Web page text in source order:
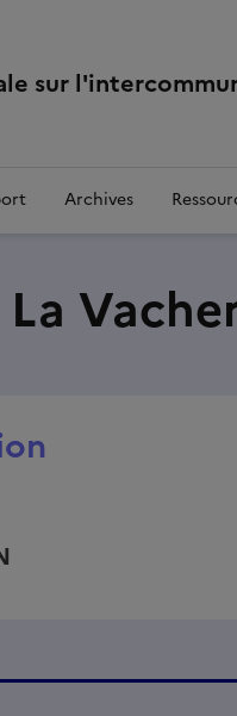
sur
Archives